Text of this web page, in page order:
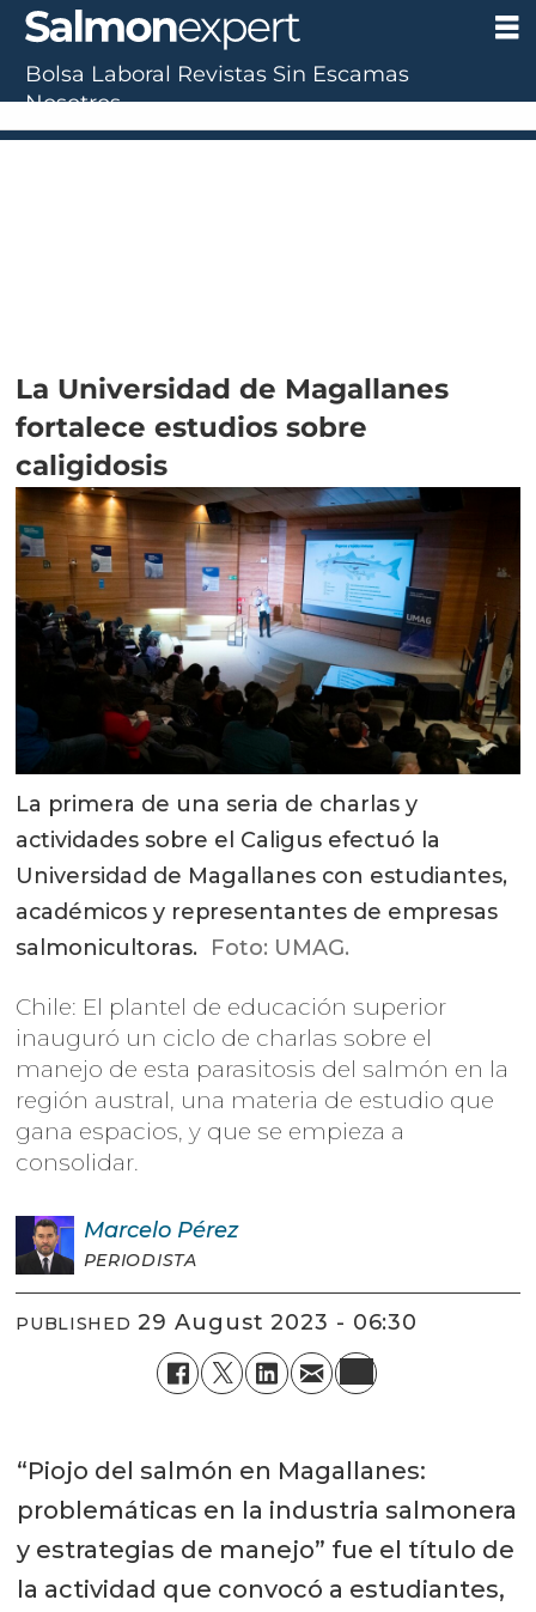
La Universidad de Magallanes
fortalece estudios sobre
caligidosis
La primera de una seria de charlas y
actividades sobre el Caligus efectuó la
Universidad de Magallanes con estudiantes,
académicos y representantes de empresas
salmonicultoras. Foto: UMAG.
Chile: El plantel de educación superior
inauguró un ciclo de charlas sobre el
manejo de esta parasitosis del salmón en la
región austral, una materia de estudio que
gana espacios, y que se empieza a
consolidar.
Marcelo Pérez
PERIODISTA
PUBLISHED 29 August 2023 - 06:30
“Piojo del salmón en Magallanes:
problemáticas en la industria salmonera
y estrategias de manejo” fue el título de
la actividad que convocó a estudiantes,
Bolsa Laboral Revistas Sin Escamas
Nosotros